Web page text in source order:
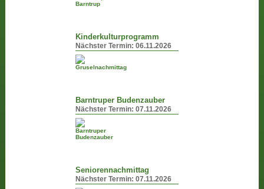
Kinderkulturprogramm
Nächster Termin:06.11.2026
Barntruper Budenzauber
Nächster Termin:07.11.2026
Seniorennachmittag
Nächster Termin:07.11.2026